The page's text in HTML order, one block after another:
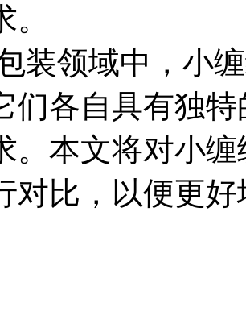
装领域中，小
们各自具有独
。本文将对小
对比，以便更